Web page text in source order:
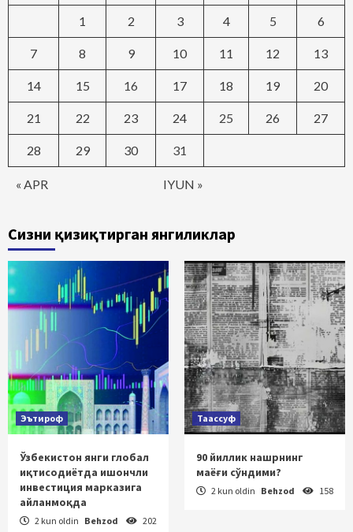
« APR IYUN »
1 2 3 4 5 6
7 8 9 10 11 12 13
14 15 16 17 18 19 20
21 22 23 24 25 26 27
28 29 30 31
Сизни қизиқтирган янгиликлар
Эътироф
Ўзбекистон янги глобал
иқтисодиётда ишончли
инвестиция марказига
айланмоқда
2 kun oldin Behzod 202
Таассуф
90 йиллик нашрнинг
маёғи сўндими?
2 kun oldin Behzod 158